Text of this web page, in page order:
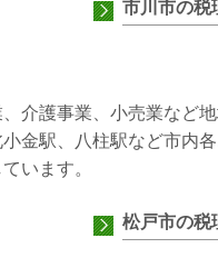
市川市の税
介護事業、小売業など
金駅、八柱駅など市内
います。
松戸市の税